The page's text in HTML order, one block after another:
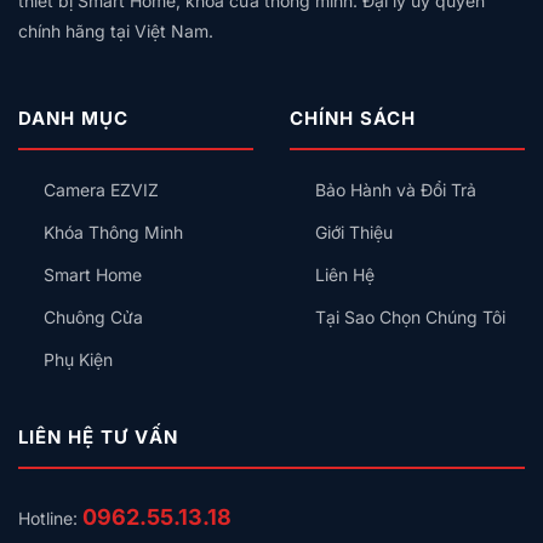
Mô
Tích,
Thiết
Trước
Số
Hay
Có
An
Toàn
Không?
Lắp
Minh
Kiểu
Cho
chính hãng tại Việt Nam.
DANH MỤC
Camera EZVIZ
Khóa Thông Minh
Smart Home
Chuông Cửa
Phụ Kiện
CHÍNH SÁCH
Bảo Hành và Đổi Trả
Giới Thiệu
Liên Hệ
Tại Sao Chọn Chúng Tôi
LIÊN HỆ TƯ VẤN
Hotline: 0962.55.13.18